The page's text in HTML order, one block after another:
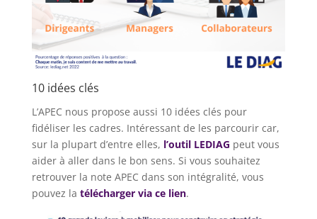
10 idées clés
L’APEC nous propose aussi 10 idées clés pour
fidéliser les cadres. Intéressant de les parcourir car,
sur la plupart d’entre elles, l’outil LEDIAG peut vous
aider à aller dans le bon sens. Si vous souhaitez
retrouver la note APEC dans son intégralité, vous
pouvez la télécharger via ce lien.